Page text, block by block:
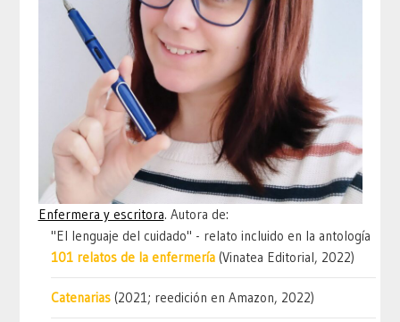
Enfermera y escritora. Autora de:
"El lenguaje del cuidado" - relato incluido en la antología
101 relatos de la enfermería (Vinatea Editorial, 2022)
Catenarias (2021; reedición en Amazon, 2022)